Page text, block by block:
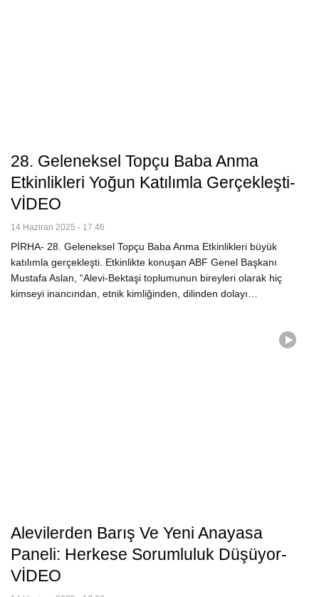
28. Geleneksel Topçu Baba Anma
Etkinlikleri Yoğun Katılımla Gerçekleşti-
VİDEO
14 Haziran 2025 - 17:46
PİRHA- 28. Geleneksel Topçu Baba Anma Etkinlikleri büyük
katılımla gerçekleşti. Etkinlikte konuşan ABF Genel Başkanı
Mustafa Aslan, “Alevi-Bektaşi toplumunun bireyleri olarak hiç
kimseyi inancından, etnik kimliğinden, dilinden dolayı…
Alevilerden Barış Ve Yeni Anayasa
Paneli: Herkese Sorumluluk Düşüyor-
VİDEO